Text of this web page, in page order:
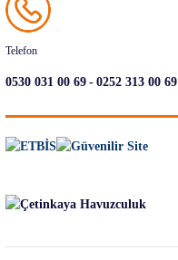
Telefon
0530 031 00 69-0252 313 00 69